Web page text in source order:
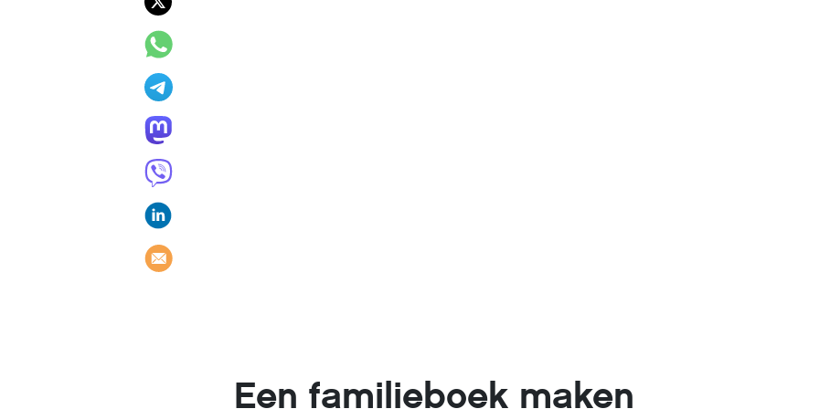
Een familieboek maken